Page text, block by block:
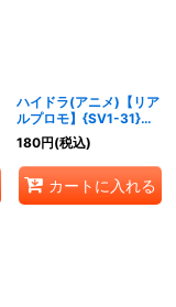
ハイドラ(アニメ)【リア
ルプロモ】{SV1-31}
《ドラゴン》
180円(税込)
カートに入れる